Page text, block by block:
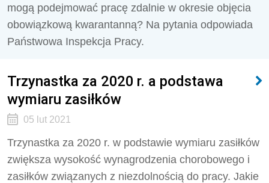
mogą podejmować pracę zdalnie w okresie objęcia
obowiązkową kwarantanną? Na pytania odpowiada
Państwowa Inspekcja Pracy.
Trzynastka za 2020 r. a podstawa
wymiaru zasiłków
05 lut 2021
Trzynastka za 2020 r. w podstawie wymiaru zasiłków
zwiększa wysokość wynagrodzenia chorobowego i
zasiłków związanych z niezdolnością do pracy. Jakie